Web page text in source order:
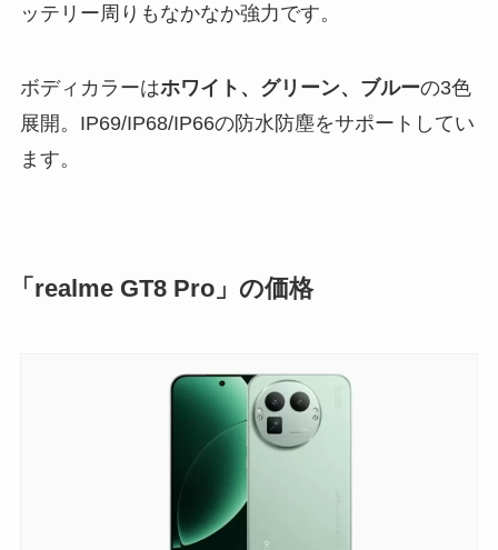
ッテリー周りもなかなか強力です。
ボディカラーはホワイト、グリーン、ブルーの3色
展開。IP69/IP68/IP66の防水防塵をサポートしてい
ます。
「realme GT8 Pro」の価格